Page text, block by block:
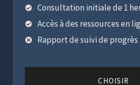
Consultation initiale de 1
Accès à des ressources en
Rapport de suivi de progrès
CHOISIR